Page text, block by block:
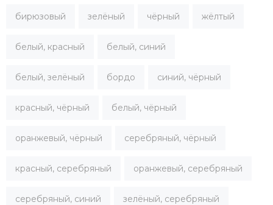
бирюзовый зелёный чёрный жёлтый
белый, красный белый, синий
белый, зелёный бордо синий, чёрный
красный, чёрный белый, чёрный
оранжевый, чёрный серебряный, чёрный
красный, серебряный оранжевый, серебряный
серебряный, синий зелёный, серебряный